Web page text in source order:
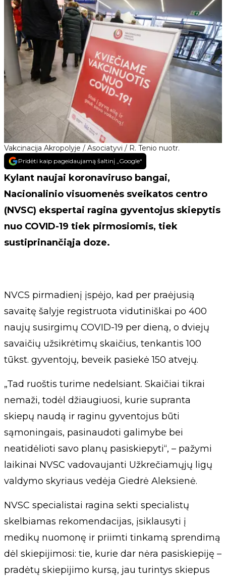
Vakcinacija Akropolyje / Asociatyvi / R. Tenio nuotr.
Pridėti kaip pageidaujamą šaltinį „Google“
Kylant naujai koronaviruso bangai,
Nacionalinio visuomenės sveikatos centro
(NVSC) ekspertai ragina gyventojus skiepytis
nuo COVID-19 tiek pirmosiomis, tiek
sustiprinančiąja doze.
NVCS pirmadienį įspėjo, kad per praėjusią
savaitę šalyje registruota vidutiniškai po 400
naujų susirgimų COVID-19 per dieną, o dviejų
savaičių užsikrėtimų skaičius, tenkantis 100
tūkst. gyventojų, beveik pasiekė 150 atvejų.
„Tad ruoštis turime nedelsiant. Skaičiai tikrai
nemaži, todėl džiaugiuosi, kurie supranta
skiepų naudą ir raginu gyventojus būti
sąmoningais, pasinaudoti galimybe bei
neatidėlioti savo planų pasiskiepyti“, – pažymi
laikinai NVSC vadovaujanti Užkrečiamųjų ligų
valdymo skyriaus vedėja Giedrė Aleksienė.
NVSC specialistai ragina sekti specialistų
skelbiamas rekomendacijas, įsiklausyti į
medikų nuomonę ir priimti tinkamą sprendimą
dėl skiepijimosi: tie, kurie dar nėra pasiskiepiję –
pradėtų skiepijimo kursą, jau turintys skiepus